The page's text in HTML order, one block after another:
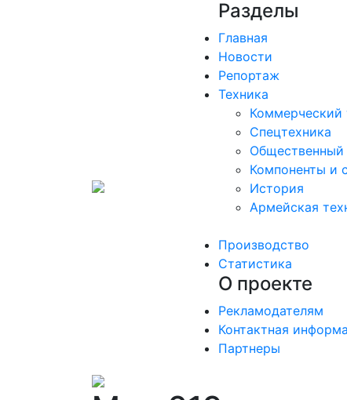
Разделы
Главная
Новости
Репортаж
Техника
Коммерческий
Спецтехника
Общественный
Компоненты и
История
Армейская
Производство
Статистика
О проекте
Рекламодателям
Контактная
Партнеры